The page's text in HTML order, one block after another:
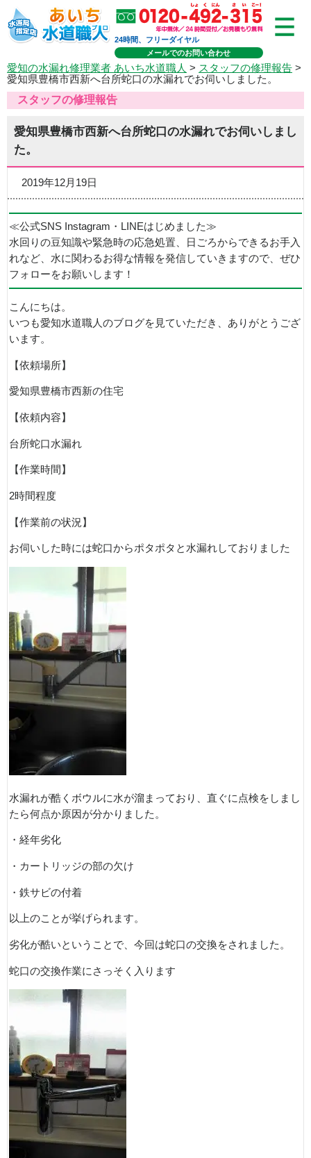
24時間、フリーダイヤル
メールでのお問い合わせ
愛知の水漏れ修理業者 あいち水道職人 > スタッフの修理報告 >
愛知県豊橋市西新へ台所蛇口の水漏れでお伺いしました。
スタッフの修理報告
愛知県豊橋市西新へ台所蛇口の水漏れでお伺いしまし
た。
2019年12月19日
≪公式SNS Instagram・LINEはじめました≫
水回りの豆知識や緊急時の応急処置、日ごろからできるお手入
れなど、水に関わるお得な情報を発信していきますので、ぜひ
フォローをお願いします！
こんにちは。
いつも愛知水道職人のブログを見ていただき、ありがとうござ
います。
【依頼場所】
愛知県豊橋市西新の住宅
【依頼内容】
台所蛇口水漏れ
【作業時間】
2時間程度
【作業前の状況】
お伺いした時には蛇口からポタポタと水漏れしておりました
水漏れが酷くボウルに水が溜まっており、直ぐに点検をしまし
たら何点か原因が分かりました。
・経年劣化
・カートリッジの部の欠け
・鉄サビの付着
以上のことが挙げられます。
劣化が酷いということで、今回は蛇口の交換をされました。
蛇口の交換作業にさっそく入ります